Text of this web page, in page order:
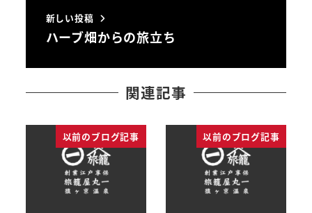
新しい投稿
ハーブ畑からの旅立ち
関連記事
以前のブログ記事 以前のブログ記事